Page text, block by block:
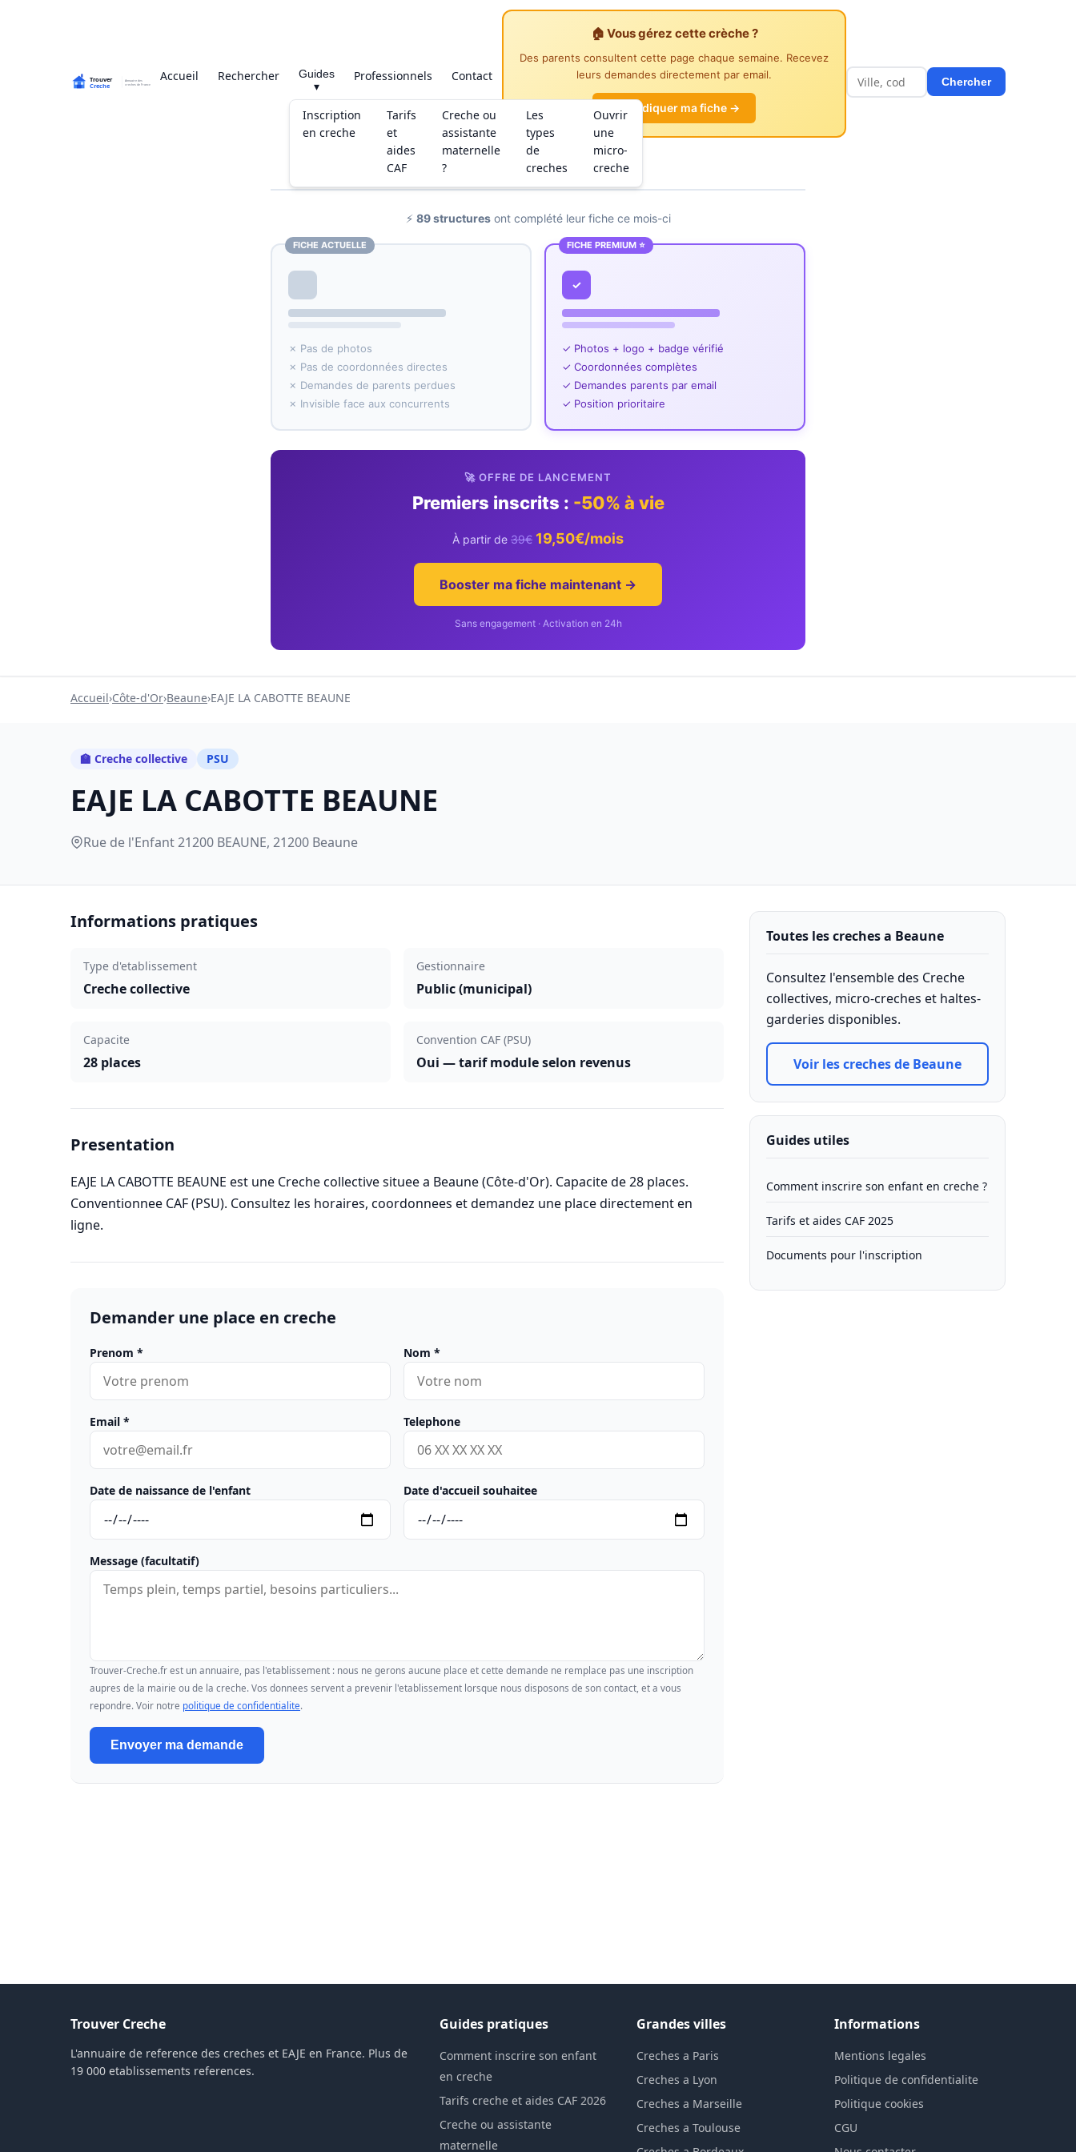
Accueil Rechercher
Guides
▾
Inscription
en creche
Tarifs
et
aides
CAF
Creche ou
assistante
maternelle
?
Les
types
de
creches
Ouvrir
une
micro-
creche
Professionnels Contact
🏠 Vous gérez cette crèche ?
Des parents consultent cette page chaque semaine. Recevez
leurs demandes directement par email.
Revendiquer ma fiche →
Chercher
⚡ 89 structuresont complété leur fiche ce mois-ci
FICHE ACTUELLE
✗ Pas de photos
✗ Pas de coordonnées directes
✗ Demandes de parents perdues
✗ Invisible face aux concurrents
FICHE PREMIUM ⭐
✓
✓ Photos + logo + badge vérifié
✓ Coordonnées complètes
✓ Demandes parents par email
✓ Position prioritaire
🚀 OFFRE DE LANCEMENT
Premiers inscrits : -50% à vie
À partir de 39€ 19,50€/mois
Booster ma fiche maintenant →
Sans engagement · Activation en 24h
Accueil›Côte-d'Or›Beaune›EAJE LA CABOTTE BEAUNE
🏫 Creche collective PSU
EAJE LA CABOTTE BEAUNE
Rue de l'Enfant 21200 BEAUNE, 21200 Beaune
Informations pratiques
Type d'etablissement
Creche collective
Gestionnaire
Public (municipal)
Capacite
28 places
Convention CAF (PSU)
Oui — tarif module selon revenus
Presentation
EAJE LA CABOTTE BEAUNE est une Creche collective situee a Beaune (Côte-d'Or). Capacite de 28 places.
Conventionnee CAF (PSU). Consultez les horaires, coordonnees et demandez une place directement en
ligne.
Demander une place en creche
Prenom * Nom *
Email * Telephone
Date de naissance de l'enfant Date d'accueil souhaitee
Message (facultatif)
Trouver-Creche.fr est un annuaire, pas l'etablissement : nous ne gerons aucune place et cette demande ne remplace pas une inscription
aupres de la mairie ou de la creche. Vos donnees servent a prevenir l'etablissement lorsque nous disposons de son contact, et a vous
repondre. Voir notre politique de confidentialite.
Envoyer ma demande
Toutes les creches a Beaune
Consultez l'ensemble des Creche
collectives, micro-creches et haltes-
garderies disponibles.
Voir les creches de Beaune
Guides utiles
Comment inscrire son enfant en creche ?
Tarifs et aides CAF 2025
Documents pour l'inscription
Trouver Creche
L'annuaire de reference des creches et EAJE en France. Plus de
19 000 etablissements references.
Guides pratiques
Comment inscrire son enfant
en creche
Tarifs creche et aides CAF 2026
Creche ou assistante
maternelle
Grandes villes
Creches a Paris
Creches a Lyon
Creches a Marseille
Creches a Toulouse
Informations
Mentions legales
Politique de confidentialite
Politique cookies
CGU